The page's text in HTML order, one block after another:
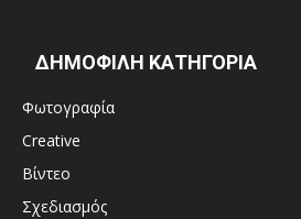
ΔΗΜΟΦΙΛΗ ΚΑΤΗΓΟΡΙΑ
Φωτογραφία
Creative
Βίντεο
Σχεδιασμός